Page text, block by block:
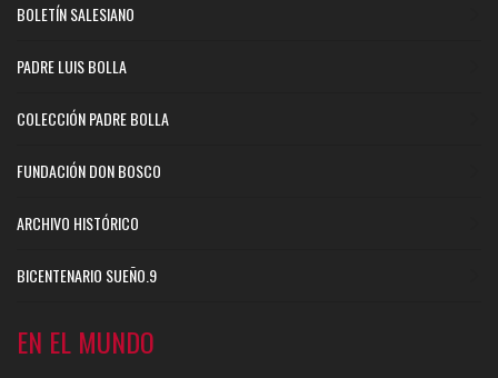
BOLETÍN SALESIANO
PADRE LUIS BOLLA
COLECCIÓN PADRE BOLLA
FUNDACIÓN DON BOSCO
ARCHIVO HISTÓRICO
BICENTENARIO SUEÑO.9
EN EL MUNDO